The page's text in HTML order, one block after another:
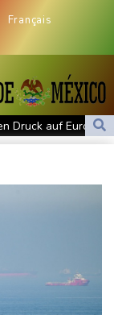
Français
Druck auf Europas
Staatsschutz